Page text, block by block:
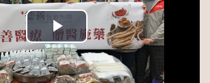
Play
Video